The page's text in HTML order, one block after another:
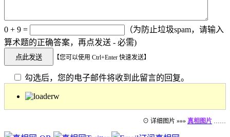
0 + 9 =
（为防止垃圾spam，请输入
算术题的正确答案，再点发送 - 必需)
【您可以使用 Ctrl+Enter 快速发送】
勾选后，您的电子邮件将收到此留言的回复。
⊙ 详细图片 »»» 真相图片 ……